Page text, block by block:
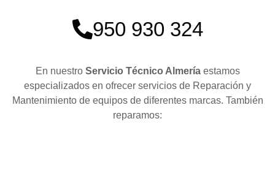
950 930 324
En nuestro Servicio Técnico Almería estamos
especializados en ofrecer servicios de Reparación y
Mantenimiento de equipos de diferentes marcas. También
reparamos: